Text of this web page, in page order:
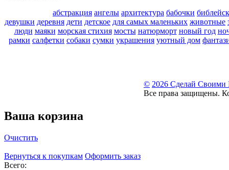
абстракция ангелы архитектура бабочки
девушки деревня дети детское для самых маленьких животные
люди маяки морская стихия мосты натюрморт новый год
рамки салфетки собаки сумки украшения уютный дом
© 2026 Сделай Своими
Все права защищены.
Ваша корзина
Очистить
Вернуться к покупкам Оформить заказ
Всего: